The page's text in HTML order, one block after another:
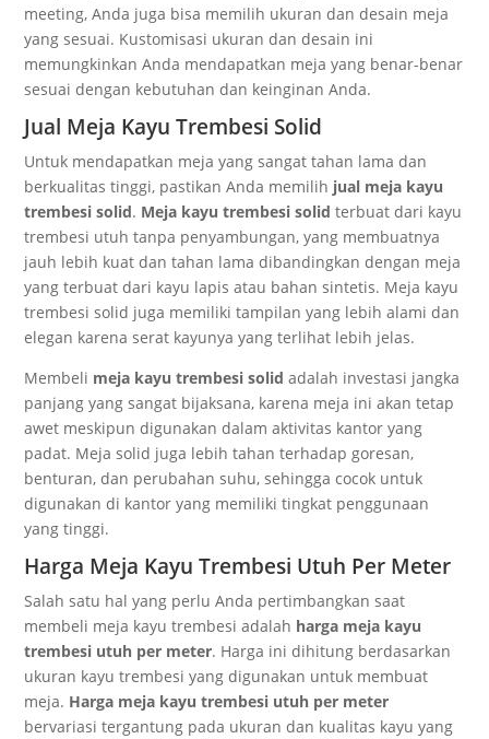
meeting, Anda juga bisa memilih ukuran dan desain meja
yang sesuai. Kustomisasi ukuran dan desain ini
memungkinkan Anda mendapatkan meja yang benar-benar
sesuai dengan kebutuhan dan keinginan Anda.
Jual Meja Kayu Trembesi Solid
Untuk mendapatkan meja yang sangat tahan lama dan
berkualitas tinggi, pastikan Anda memilih jual meja kayu
trembesi solid. Meja kayu trembesi solid terbuat dari kayu
trembesi utuh tanpa penyambungan, yang membuatnya
jauh lebih kuat dan tahan lama dibandingkan dengan meja
yang terbuat dari kayu lapis atau bahan sintetis. Meja kayu
trembesi solid juga memiliki tampilan yang lebih alami dan
elegan karena serat kayunya yang terlihat lebih jelas.
Membeli meja kayu trembesi solid adalah investasi jangka
panjang yang sangat bijaksana, karena meja ini akan tetap
awet meskipun digunakan dalam aktivitas kantor yang
padat. Meja solid juga lebih tahan terhadap goresan,
benturan, dan perubahan suhu, sehingga cocok untuk
digunakan di kantor yang memiliki tingkat penggunaan
yang tinggi.
Harga Meja Kayu Trembesi Utuh Per Meter
Salah satu hal yang perlu Anda pertimbangkan saat
membeli meja kayu trembesi adalah harga meja kayu
trembesi utuh per meter. Harga ini dihitung berdasarkan
ukuran kayu trembesi yang digunakan untuk membuat
meja. Harga meja kayu trembesi utuh per meter
bervariasi tergantung pada ukuran dan kualitas kayu yang